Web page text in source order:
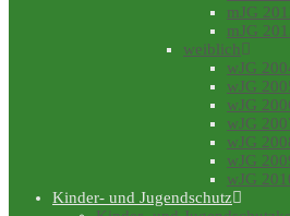
mJG
mJG
weiblich
wJG
wJG
wJG
wJG
wJG
wJG
wJG
Kinder- und Jugendschutz